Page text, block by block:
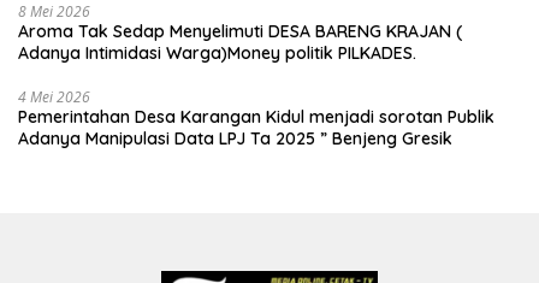
8 Mei 2026
Aroma Tak Sedap Menyelimuti DESA BARENG KRAJAN (
Adanya Intimidasi Warga)Money politik PILKADES.
4 Mei 2026
Pemerintahan Desa Karangan Kidul menjadi sorotan Publik
Adanya Manipulasi Data LPJ Ta 2025 ” Benjeng Gresik